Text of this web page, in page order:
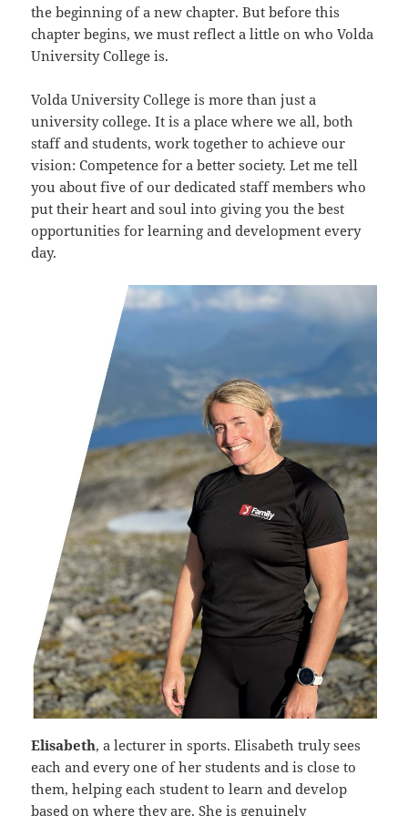
the beginning of a new chapter. But before this
chapter begins, we must reflect a little on who Volda
University College is.
Volda University College is more than just a
university college. It is a place where we all, both
staff and students, work together to achieve our
vision: Competence for a better society. Let me tell
you about five of our dedicated staff members who
put their heart and soul into giving you the best
opportunities for learning and development every
day.
Elisabeth, a lecturer in sports. Elisabeth truly sees
each and every one of her students and is close to
them, helping each student to learn and develop
based on where they are. She is genuinely